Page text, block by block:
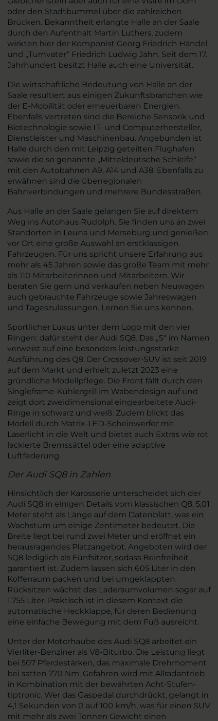
oder den Stadtbummel über die zahlreichen
Brücken. Bekanntheit erlangte Halle an der Saale
durch den Aufenthalt Martin Luthers, zudem
wirkten hier der Komponist Georg Friedrich Händel
und „Turnvater“ Friedrich Ludwig Jahn. Seit dem 17.
Jahrhundert besitzt Halle auch eine Universität.
Die wirtschaftliche Bedeutung von Halle an der
Saale resultiert aus einigen Zukunftsbranchen wie
der E-Mobilität oder erneuerbaren Energien.
Ebenfalls vertreten sind die Bereiche Sensorik und
Biotechnologie sowie IT- und Computerhersteller,
Dienstleister und Maschinenbau. Angebunden ist
Halle durch den mit Leipzig geteilten Flughafen
sowie die so genannte „Mitteldeutsche Schleife“
mit den Autobahnen A9, A14 und A38. Ebenfalls zu
erwähnen sind die überregionalen
Bahnverbindungen und mehrere Bundesstraßen.
Aus Halle an der Saale gelangen Sie auf direktem
Weg ins Autohaus Rudolph. Sie finden uns an zwei
Standorten in Leuna und Merseburg und genießen
vor Ort eine große Auswahl an erstklassigen
Fahrzeugen. Für uns spricht unsere Erfahrung aus
mehr als 45 Jahren sowie das große Team mit mehr
als 110 Mitarbeiterinnen und Mitarbeitern. Wir
beraten Sie gern und verkaufen neben Neuwagen
auch gebrauchte Fahrzeuge sowie Jahreswagen
und Tageszulassungen. Lernen Sie uns kennen.
Sportlicher Luxus unter dem Logo mit den vier
Ringen: dafür steht der Audi SQ8. Das „S“ im Namen
verweist auf eine besonders leistungsstarke
Ausführung des Q8. Der Crossover-SUV ist seit 2019
auf dem Markt und erhielt zuletzt 2023 eine
gründliche Modellpflege. Die Front fällt durch den
Singleframe-Kühlergrill im Wabendesign auf und
zeigt dort zweidimensional eingearbeitete Audi-
Ringe in schwarz und weiß. Zudem blickt das
Modell durch Matrix-LED-Scheinwerfer mit
Laserlicht in die Welt und bietet auch Extras wie rot
lackierte Bremssättel oder eine adaptive
Luftfederung.
Der Audi SQ8 in Zahlen
Hinsichtlich der Karosserie unterscheidet sich der
Audi SQ8 in einigen Details vom klassischen Q8. 5,01
Meter steht als Länge auf dem Datenblatt, was ein
Wachstum um einige Zentimeter bedeutet. Die
Breite liegt bei rund zwei Meter und eröffnet ein
herausragendes Platzangebot. Angeboten wird der
SQ8 lediglich als Fünfsitzer, sodass Beinfreiheit
garantiert ist. Zudem lassen sich 605 Liter in den
Kofferraum packen und bei umgeklappten
Rücksitzen wächst das Laderaumvolumen sogar auf
1.755 Liter. Praktisch ist in diesem Kontext die
automatische Heckklappe, für deren Bedienung
eine einfache Bewegung mit dem Fuß ausreicht.
Unter der Motorhaube des Audi SQ8 arbeitet ein
Vierliter-Benziner als V8-Biturbo. Die Leistung liegt
bei 507 Pferdestärken, das maximale Drehmoment
bei satten 770 Nm. Gefahren wird mit Allradantrieb
in Kombination mit der bewährten Acht-Stufen-
tiptronic. Wer das Gaspedal durchdrückt, gelangt in
4,1 Sekunden von 0 auf 100 km/h, was für einen SUV
mit mehr als zwei Tonnen Gewicht einen